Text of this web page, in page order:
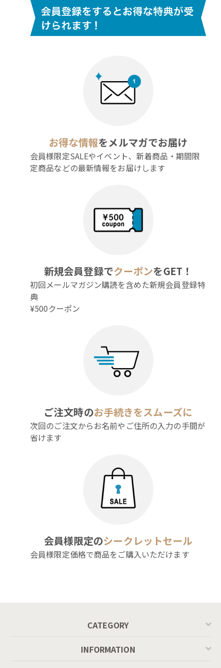
お得な情報をメルマガでお届け
会員様限定SALEやイベント、新着商品・期間限
定商品などの最新情報をお届けします
新規会員登録でクーポンをGET！
初回メールマガジン購読を含めた新規会員登録特
典
¥500クーポン
ご注文時のお手続きをスムーズに
次回のご注文からお名前やご住所の入力の手間が
省けます
会員様限定のシークレットセール
会員様限定価格で商品をご購入いただけます
CATEGORY
INFORMATION